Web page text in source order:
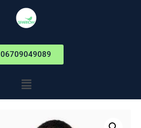
06709049089